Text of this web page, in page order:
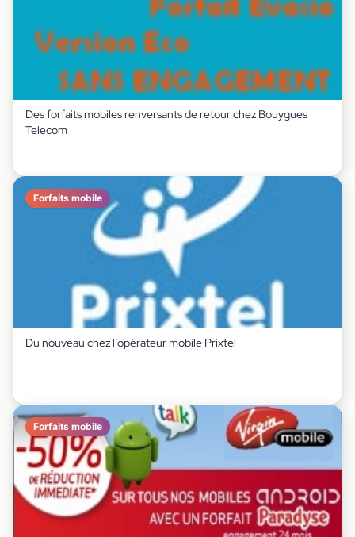
Des forfaits mobiles renversants de retour chez Bouygues
Telecom
Forfaits mobile
Du nouveau chez l’opérateur mobile Prixtel
Forfaits mobile